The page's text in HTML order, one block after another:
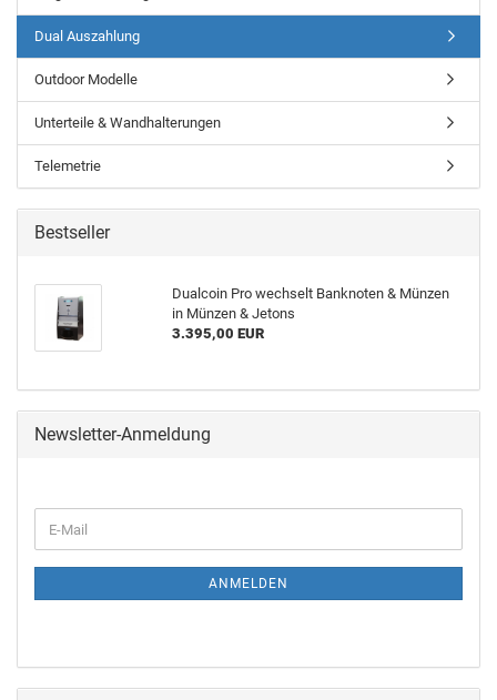
Dual Auszahlung
Outdoor Modelle
Unterteile & Wandhalterungen
Telemetrie
Bestseller
Dual­coin Pro wech­selt Bank­no­ten & Mün­zen
in Mün­zen & Je­tons
3.395,00 EUR
Newsletter-Anmeldung
ANMELDEN